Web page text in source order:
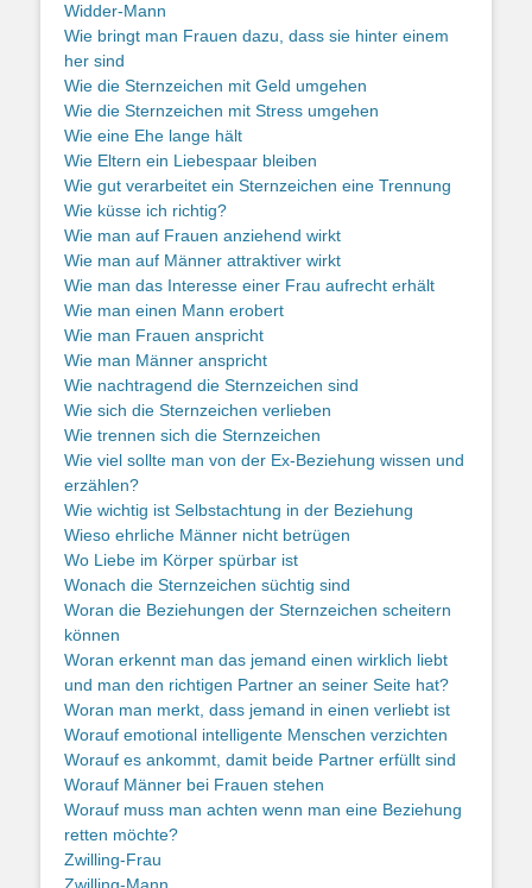
Widder-Mann
Wie bringt man Frauen dazu, dass sie hinter einem
her sind
Wie die Sternzeichen mit Geld umgehen
Wie die Sternzeichen mit Stress umgehen
Wie eine Ehe lange hält
Wie Eltern ein Liebespaar bleiben
Wie gut verarbeitet ein Sternzeichen eine Trennung
Wie küsse ich richtig?
Wie man auf Frauen anziehend wirkt
Wie man auf Männer attraktiver wirkt
Wie man das Interesse einer Frau aufrecht erhält
Wie man einen Mann erobert
Wie man Frauen anspricht
Wie man Männer anspricht
Wie nachtragend die Sternzeichen sind
Wie sich die Sternzeichen verlieben
Wie trennen sich die Sternzeichen
Wie viel sollte man von der Ex-Beziehung wissen und
erzählen?
Wie wichtig ist Selbstachtung in der Beziehung
Wieso ehrliche Männer nicht betrügen
Wo Liebe im Körper spürbar ist
Wonach die Sternzeichen süchtig sind
Woran die Beziehungen der Sternzeichen scheitern
können
Woran erkennt man das jemand einen wirklich liebt
und man den richtigen Partner an seiner Seite hat?
Woran man merkt, dass jemand in einen verliebt ist
Worauf emotional intelligente Menschen verzichten
Worauf es ankommt, damit beide Partner erfüllt sind
Worauf Männer bei Frauen stehen
Worauf muss man achten wenn man eine Beziehung
retten möchte?
Zwilling-Frau